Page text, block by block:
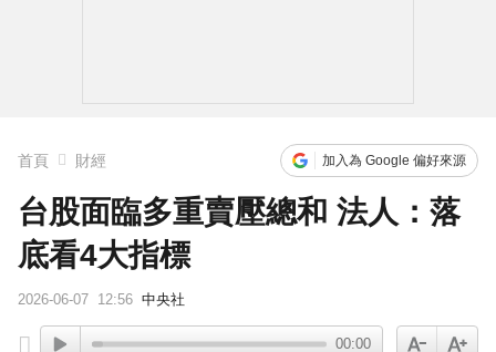
首頁 財經 加入為 Google 偏好來源
台股面臨多重賣壓總和 法人：落
底看4大指標
2026-06-07 12:56 中央社
00:00